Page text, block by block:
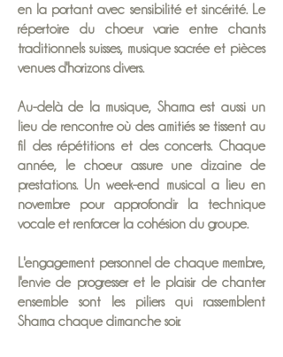
en la portantavec sensibilité et sincérité. Le
répertoire du choeur varie entre chants
traditionnels suisses, musique sacrée et pièces
venues d'horizons divers.
Au-delà de la musique, Shama est aussi un
lieu de rencontre où des amitiés se tissent au
fil des répétitions et des concerts. Chaque
année, le choeur assure une dizaine de
prestations. Un week-end musical a lieu en
novembre pour approfondir la technique
vocale et renforcer la cohésion du groupe.
L'engagement personnel de chaque membre,
l'envie de progresser et le plaisir de chanter
ensemble sont les piliers qui rassemblent
Shama chaque dimanche soir.